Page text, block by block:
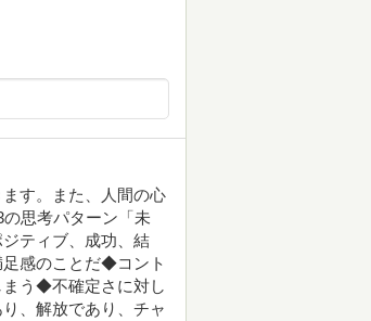
す。また、人間の心
思考パターン「未
ティブ、成功、結
感のことだ◆コント
まう◆不確定さに対し
、解放であり、チャ